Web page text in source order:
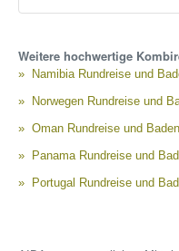
Weitere hochwertige
Namibia Rundreise und
Norwegen Rundreise und
Oman Rundreise und Baden
Panama Rundreise und
Portugal Rundreise und